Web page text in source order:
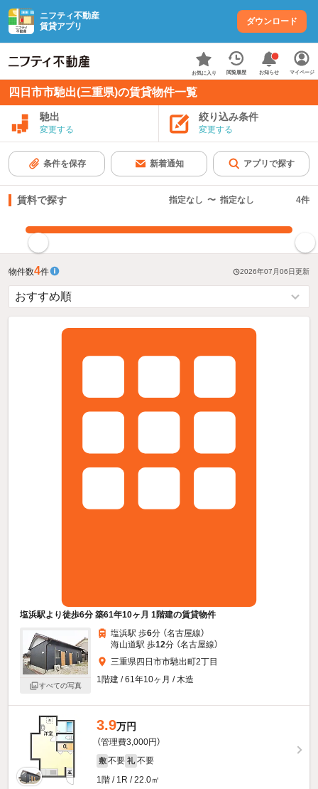
ニフティ不動産
賃貸アプリ
ダウンロード
お気に入り 閲覧履歴 お知らせ マイページ
四日市市馳出(三重県)の賃貸物件一覧
馳出
変更する
絞り込み条件
変更する
条件を保存 新着通知 アプリで探す
賃料で探す 指定なし 〜 指定なし 4件
物件数4件 2026年07月06日更新
塩浜駅より徒歩6分 築61年10ヶ月 1階建の賃貸物件
すべての写真
塩浜駅 歩6分 （名古屋線）
海山道駅 歩12分 （名古屋線）
三重県四日市市馳出町2丁目
1階建 / 61年10ヶ月 / 木造
3.9万円
（管理費3,000円）
敷 不要 礼 不要
1階 / 1R / 22.0㎡